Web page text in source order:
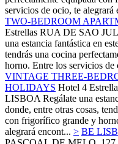
servicios de ocio, te alegrará
TWO-BEDROOM
Estrellas RUA DE SAO
una estancia fantástica en
tendrás una cocina
horno. Entre los servicios de
VINTAGE THREE-
HOLIDAYS Hotel 4
LISBOA Regálate una
donde, entre otras cosas,
con frigorífico grande y
alegrará encont... > BE